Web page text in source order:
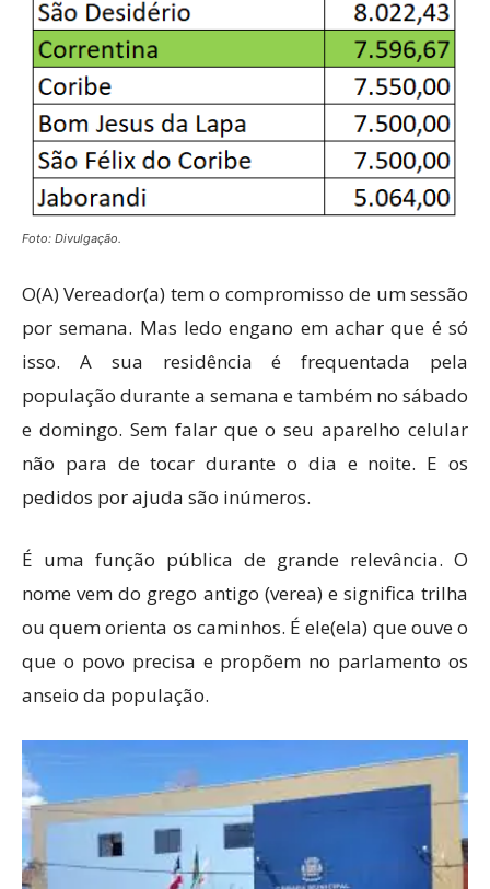
Foto: Divulgação.
O(A) Vereador(a) tem o compromisso de um sessão
por semana. Mas ledo engano em achar que é só
isso. A sua residência é frequentada pela
população durante a semana e também no sábado
e domingo. Sem falar que o seu aparelho celular
não para de tocar durante o dia e noite. E os
pedidos por ajuda são inúmeros.
É uma função pública de grande relevância. O
nome vem do grego antigo (verea) e significa trilha
ou quem orienta os caminhos. É ele(ela) que ouve o
que o povo precisa e propõem no parlamento os
anseio da população.